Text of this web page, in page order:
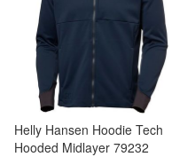
Helly Hansen Hoodie Tech
Hooded Midlayer 79232